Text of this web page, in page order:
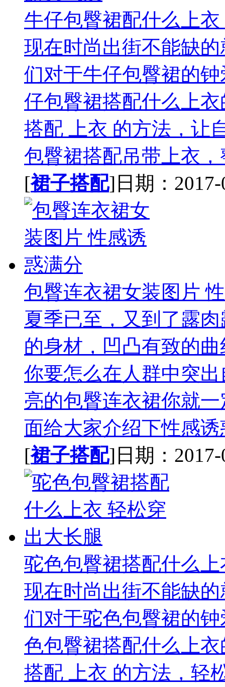
牛仔包臀裙配什么上
现在时尚出街不能缺
们对于牛仔包臀裙的
仔包臀裙搭配什么上
搭配 上衣 的方法，让
包臀裙搭配吊带上衣，
[裙子搭配]日期：2017-
包臀连衣裙女装图片
夏季已至，又到了露
的身材，凹凸有致的
你要怎么在人群中突
亮的包臀连衣裙你就
面给大家介绍下性感诱
[裙子搭配]日期：2017-
驼色包臀裙搭配什么
现在时尚出街不能缺
们对于驼色包臀裙的
色包臀裙搭配什么上
搭配 上衣 的方法，轻